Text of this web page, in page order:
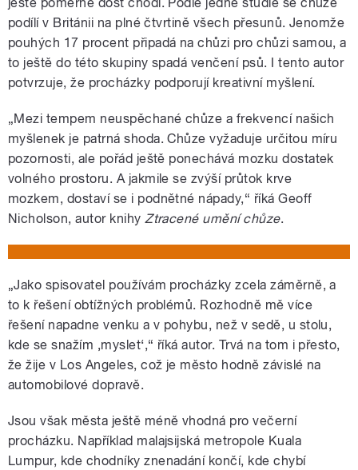
podílí v Británii na plné čtvrtině všech přesunů. Jenomže
pouhých 17 procent připadá na chůzi pro chůzi samou, a
to ještě do této skupiny spadá venčení psů. I tento autor
potvrzuje, že procházky podporují kreativní myšlení.
„Mezi tempem neuspěchané chůze a frekvencí našich
myšlenek je patrná shoda. Chůze vyžaduje určitou míru
pozornosti, ale pořád ještě ponechává mozku dostatek
volného prostoru. A jakmile se zvýší průtok krve
mozkem, dostaví se i podnětné nápady,“ říká Geoff
Nicholson, autor knihyZtracené umění chůze.
„Jako spisovatel používám procházky zcela záměrně, a
to k řešení obtížných problémů. Rozhodně mě více
řešení napadne venku a v pohybu, než v sedě, u stolu,
kde se snažím ‚myslet‘,“ říká autor. Trvá na tom i přesto,
že žije v Los Angeles, což je město hodně závislé na
automobilové dopravě.
Jsou však města ještě méně vhodná pro večerní
procházku. Například malajsijská metropole Kuala
Lumpur, kde chodníky znenadání končí, kde chybí